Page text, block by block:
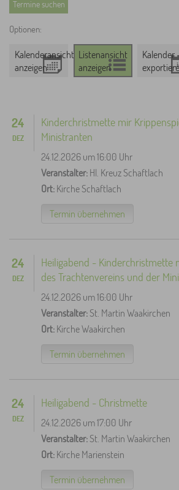
Optionen:
Kalenderansicht
anzeigen
Listenansicht
anzeigen
Kalender
24
DEZ
Kinderchristmette mir
Ministranten
24.12.2026 um 16:00 Uhr
Veranstalter:Hl. Kreuz Schaftlach
Ort:Kirche Schaftlach
Termin übernehmen
24
DEZ
Heiligabend - Kinderchristmette
des Trachtenvereins und der
24.12.2026 um 16:00 Uhr
Veranstalter:St. Martin Waakirchen
Ort:Kirche Waakirchen
Termin übernehmen
24
DEZ
Heiligabend - Christmette
24.12.2026 um 17:00 Uhr
Veranstalter:St. Martin Waakirchen
Ort:Kirche Marienstein
Termin übernehmen